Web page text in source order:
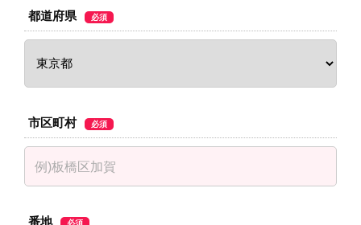
都道府県 必須
市区町村 必須
番地 必須